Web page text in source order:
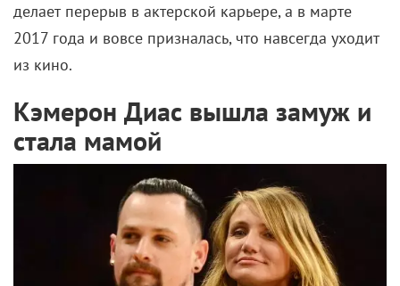
делает перерыв в актерской карьере, а в марте
2017 года и вовсе призналась, что навсегда уходит
из кино.
Кэмерон Диас вышла замуж и
стала мамой